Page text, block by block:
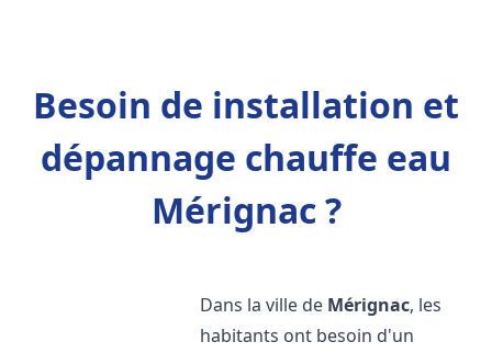
Besoin de installation et
dépannage chauffe eau
Mérignac ?
Dans la ville de Mérignac, les
habitants ont besoin d'un